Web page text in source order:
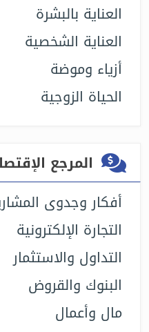
العناية بالبشرة
العناية الشخصية
أزياء وموضة
الحياة الزوجية
المرجع
أفكار وجدوى
التجارة الإلكترونية
التداول والاستثمار
البنوك والقروض
مال وأعمال